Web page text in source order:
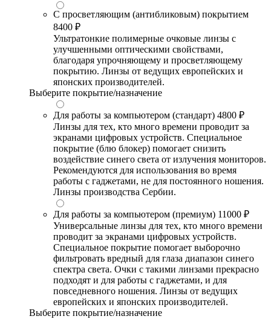
С просветляющим (антибликовым) покрытием
8400 ₽
Ультратонкие полимерные очковые линзы с
улучшенными оптическими свойствами,
благодаря упрочняющему и просветляющему
покрытию. Линзы от ведущих европейских и
японских производителей.
Выберите покрытие/назначение
Для работы за компьютером (стандарт) 4800 ₽
Линзы для тех, кто много времени проводит за
экранами цифровых устройств. Специальное
покрытие (блю блокер) помогает снизить
воздействие синего света от излучения мониторов.
Рекомендуются для использования во время
работы с гаджетами, не для постоянного ношения.
Линзы производства Сербии.
Для работы за компьютером (премиум) 11000 ₽
Универсальные линзы для тех, кто много времени
проводит за экранами цифровых устройств.
Специальное покрытие помогает выборочно
фильтровать вредный для глаза диапазон синего
спектра света. Очки с такими линзами прекрасно
подходят и для работы с гаджетами, и для
повседневного ношения. Линзы от ведущих
европейских и японских производителей.
Выберите покрытие/назначение